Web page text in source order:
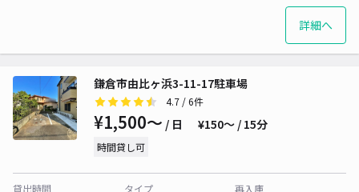
詳細へ
鎌倉市由比ヶ浜3-11-17駐車場
4.7 / 6件
¥1,500〜 / 日 ¥150〜 / 15分
時間貸し可
貸出時間
タイプ
再入庫